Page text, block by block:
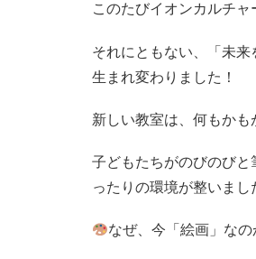
このたびイオンカルチ
それにともない、「未
生まれ変わりました！
新しい教室は、何もかも
子どもたちがのびのび
ったりの環境が整いまし
なぜ、今「絵画」な